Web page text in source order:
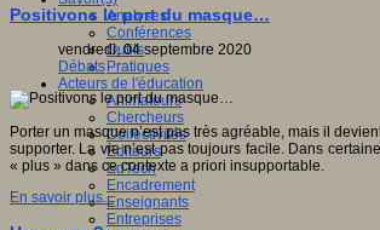
Analyses
Conférences
Outils
Pratiques
Acteurs de l'éducation
Animateurs
Chercheurs
Collectivités
Editeurs
EdTech
Encadrement
Enseignants
Entreprises
Positivons le port du masque…
vendredi, 04 septembre 2020
Débats
Porter un masque n’est pas très agréable, mais il
supporter. La vie n’est pas toujours facile. Dans
« plus » dans ce contexte a priori insupportable.
En savoir plus...